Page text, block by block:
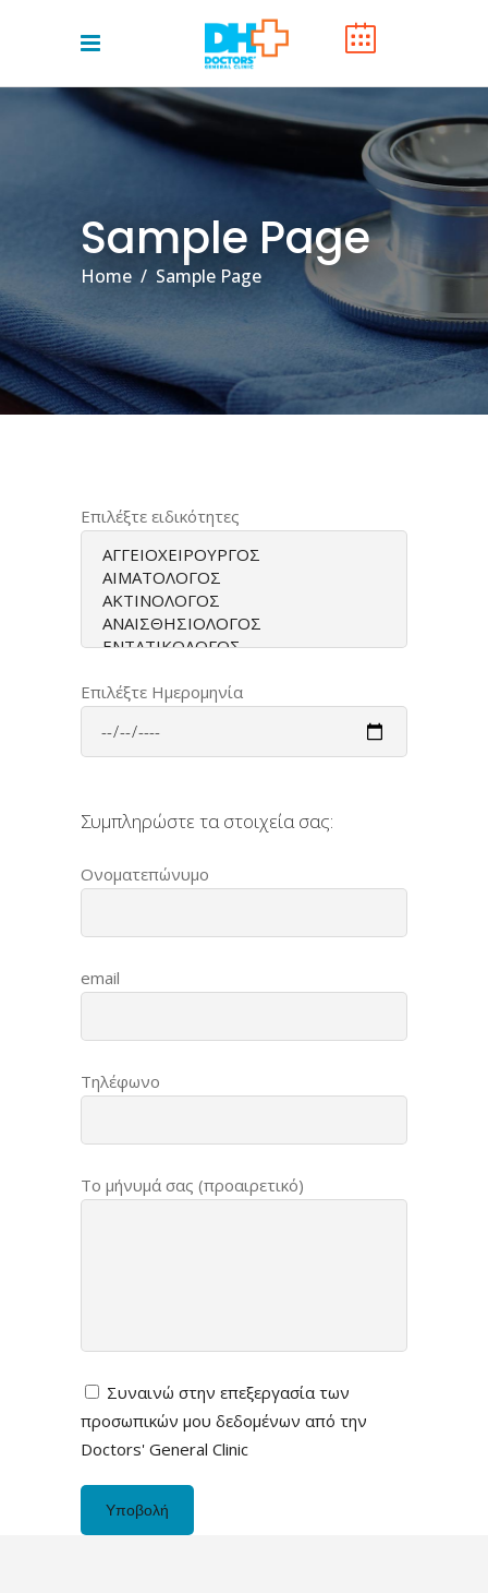
Sample Page
Home / Sample Page
Επιλέξτε ειδικότητες
Επιλέξτε Ημερομηνία
Συμπληρώστε τα στοιχεία σας:
Ονοματεπώνυμο
email
Τηλέφωνο
Το μήνυμά σας (προαιρετικό)
Συναινώ στην επεξεργασία των
προσωπικών μου δεδομένων από την
Doctors' General Clinic